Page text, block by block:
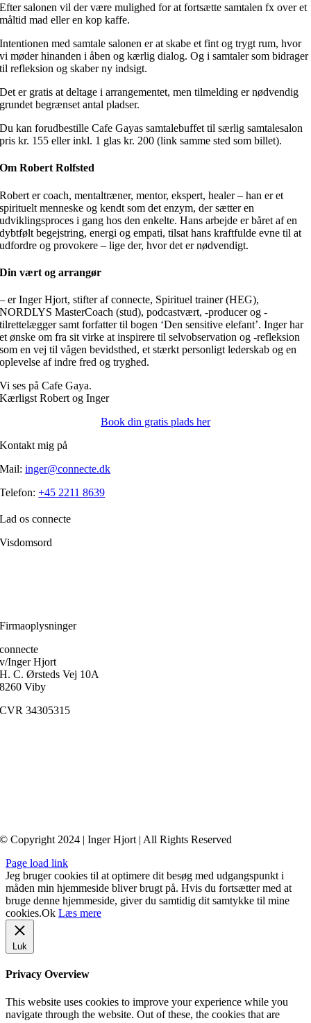
Efter salonen vil der være mulighed for at fortsætte samtalen fx over et
måltid mad eller en kop kaffe.
Intentionen med samtale salonen er at skabe et fint og trygt rum, hvor
vi møder hinanden i åben og kærlig dialog. Og i samtaler som bidrager
til refleksion og skaber ny indsigt.
Det er gratis at deltage i arrangementet, men tilmelding er nødvendig
grundet begrænset antal pladser.
Du kan forudbestille Cafe Gayas samtalebuffet til særlig samtalesalon
pris kr. 155 eller inkl. 1 glas kr. 200 (link samme sted som billet).
Om Robert Rolfsted
Robert er coach, mentaltræner, mentor, ekspert, healer – han er et
spirituelt menneske og kendt som det enzym, der sætter en
udviklingsproces i gang hos den enkelte. Hans arbejde er båret af en
dybtfølt begejstring, energi og empati, tilsat hans kraftfulde evne til at
udfordre og provokere – lige der, hvor det er nødvendigt.
Din vært og arrangør
– er Inger Hjort, stifter af connecte, Spirituel trainer (HEG),
NORDLYS MasterCoach (stud), podcastvært, -producer og -
tilrettelægger samt forfatter til bogen ‘Den sensitive elefant’. Inger har
et ønske om fra sit virke at inspirere til selvobservation og -refleksion
som en vej til vågen bevidsthed, et stærkt personligt lederskab og en
oplevelse af indre fred og tryghed.
Vi ses på Cafe Gaya.
Kærligst Robert og Inger
Book din gratis plads her
Kontakt mig på
Mail:inger@connecte.dk
Telefon:+45 2211 8639
Lad os connecte
Visdomsord
Firmaoplysninger
connecte
v/Inger Hjort
H. C. Ørsteds Vej 10A
8260 Viby
CVR 34305315
© Copyright 2024 | Inger Hjort | All Rights Reserved
Page load link
Jeg bruger cookies til at optimere dit besøg med udgangspunkt i
måden min hjemmeside bliver brugt på. Hvis du fortsætter med at
bruge denne hjemmeside, giver du samtidig dit samtykke til mine
cookies.Ok Læs mere
Luk
Privacy Overview
This website uses cookies to improve your experience while you
navigate through the website. Out of these, the cookies that are